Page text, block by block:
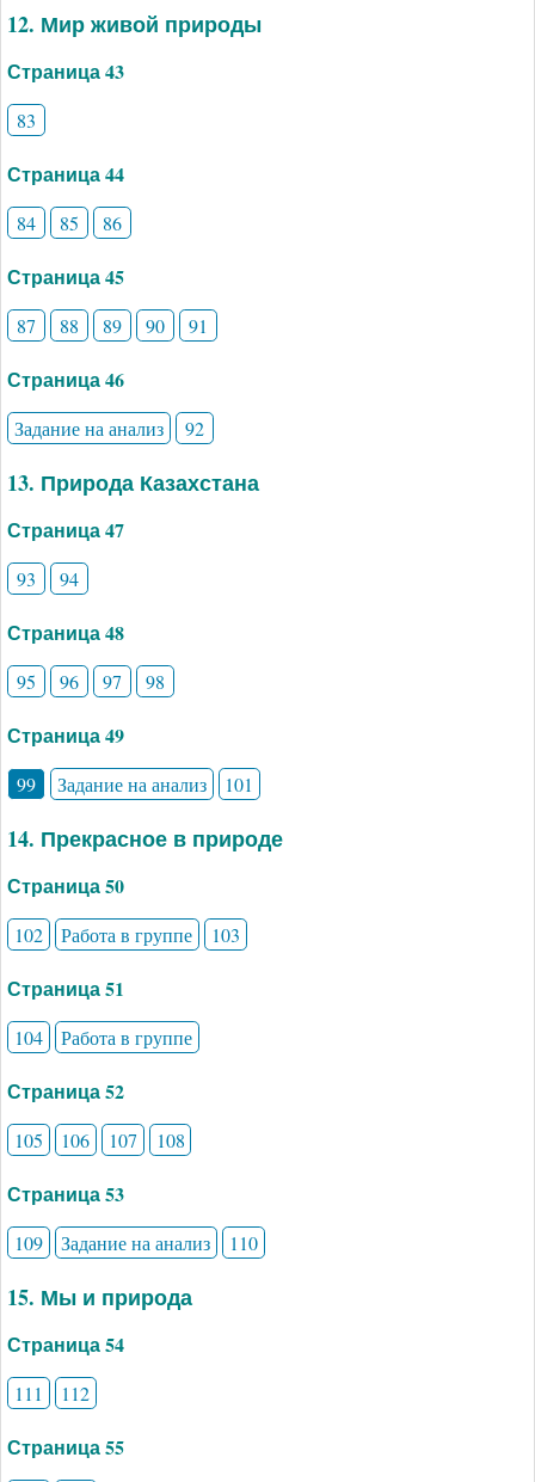
12. Мир живой природы
Страница 43
83
Страница 44
84 85 86
Страница 45
87 88 89 90 91
Страница 46
Задание на анализ 92
13. Природа Казахстана
Страница 47
93 94
Страница 48
95 96 97 98
Страница 49
99 Задание на анализ 101
14. Прекрасное в природе
Страница 50
102 Работа в группе 103
Страница 51
104 Работа в группе
Страница 52
105 106 107 108
Страница 53
109 Задание на анализ 110
15. Мы и природа
Страница 54
111 112
Страница 55